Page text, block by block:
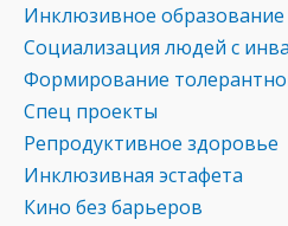
Инклюзивное образование
Социализация людей с
Формирование
Спец проекты
Репродуктивное здоровье
Инклюзивная эстафета
Кино без барьеров